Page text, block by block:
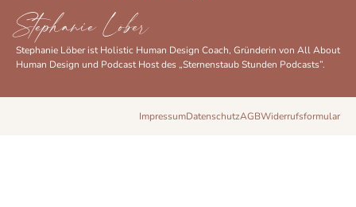
Stephanie Löber
Stephanie Löber ist Holistic Human Design Coach, Gründerin von All About
Human Design und Podcast Host des „Sternenstaub Stunden Podcasts”.
ImpressumDatenschutzAGBWiderrufsformular